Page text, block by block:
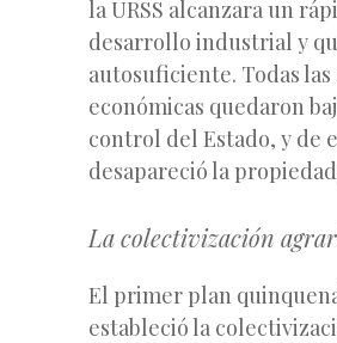
la URSS alcanzara un
desarrollo industrial y
autosuficiente. Todas
económicas quedaron
control del Estado, y de
desapareció la
La colectivización
El primer plan
estableció la